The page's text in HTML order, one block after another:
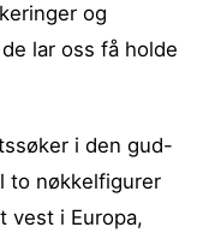
og
lar oss få holde
i den gud-
to nøkkelfigurer
vest i Europa,